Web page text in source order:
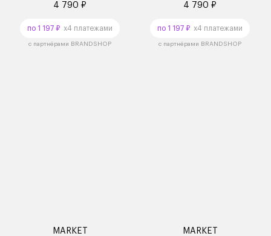
4 790 ₽
по 1 197 ₽ x4 платежами
с партнёрами BRANDSHOP
4 790 ₽
по 1 197 ₽ x4 платежами
с партнёрами BRANDSHOP
MARKET MARKET